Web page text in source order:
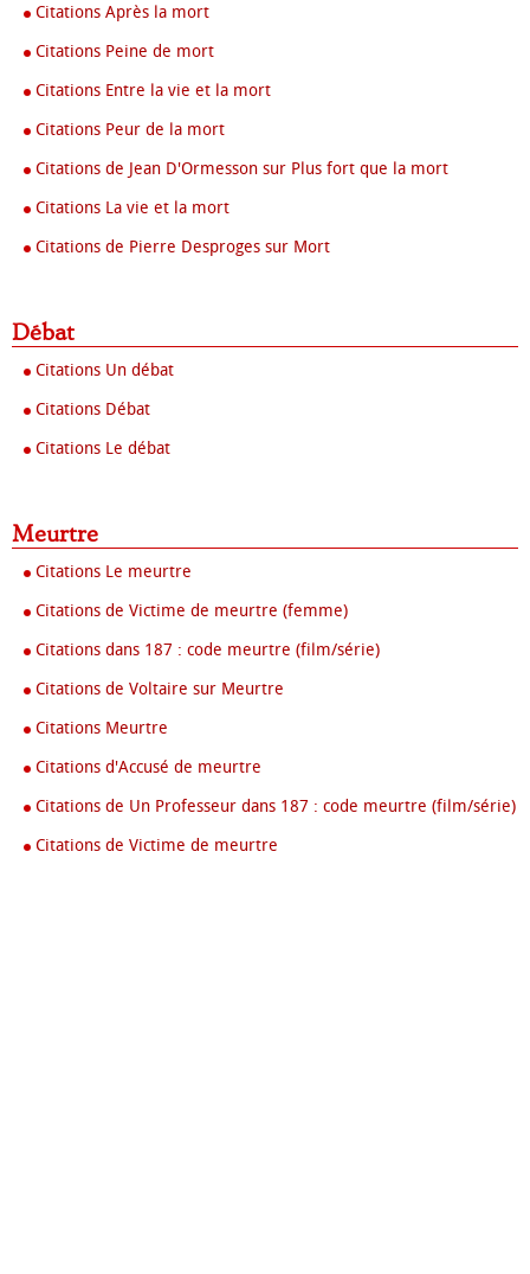
Citations Après la mort
Citations Peine de mort
Citations Entre la vie et la mort
Citations Peur de la mort
Citations de Jean D'Ormesson sur Plus fort que la mort
Citations La vie et la mort
Citations de Pierre Desproges sur Mort
Débat
Citations Un débat
Citations Débat
Citations Le débat
Meurtre
Citations Le meurtre
Citations de Victime de meurtre (femme)
Citations dans 187 : code meurtre (film/série)
Citations de Voltaire sur Meurtre
Citations Meurtre
Citations d'Accusé de meurtre
Citations de Un Professeur dans 187 : code meurtre (film/série)
Citations de Victime de meurtre